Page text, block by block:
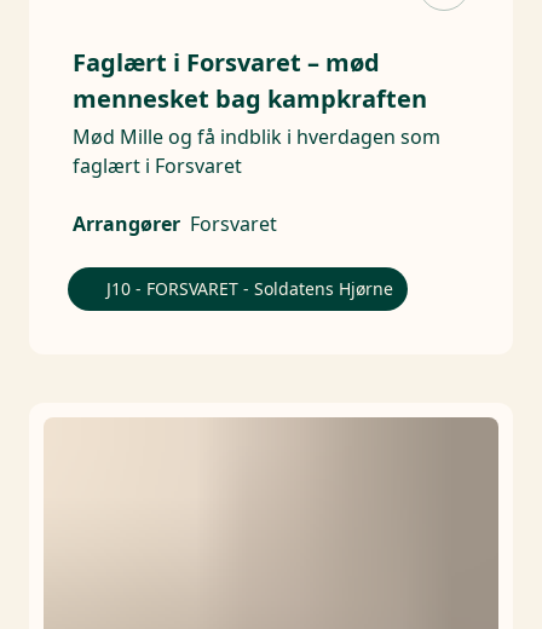
Faglært i Forsvaret – mød
mennesket bag kampkraften
Mød Mille og få indblik i hverdagen som
faglært i Forsvaret
Arrangører Forsvaret
J10 - FORSVARET - Soldatens Hjørne